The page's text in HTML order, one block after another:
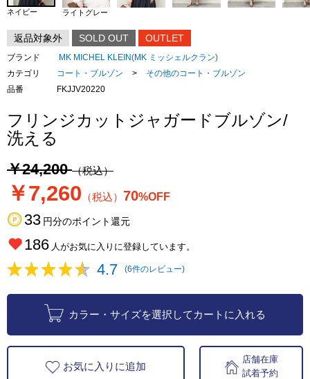
ネイビー ライトグレー
返品対象外 SOLD OUT OUTLET
ブランド
MK MICHEL KLEIN(MK ミッシェルクラン)
カテゴリ
コート・ブルゾン >
その他のコート・ブルゾン
品番
FKJJV20220
フリンジカットジャガードブルゾン/
洗える
￥24,200（税込）
￥7,260 （税込） 70%OFF
33 円分のポイント還元
186 人がお気に入りに登録しています。
4.7 (6件のレビュー)
カラー・サイズを選択してカートに入れる
お気に入りに追加
店舗在庫
試着予約